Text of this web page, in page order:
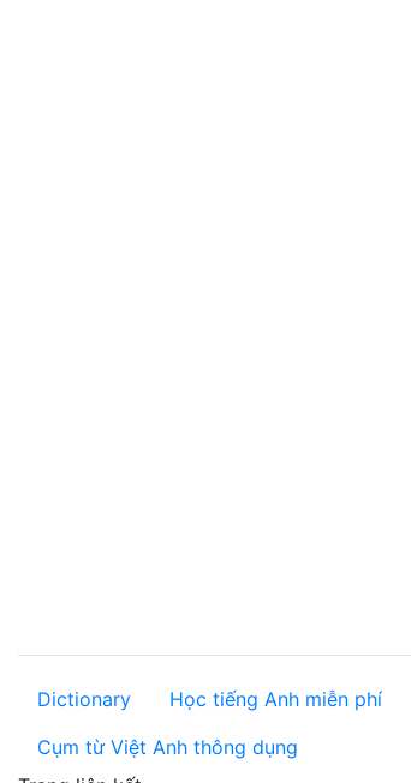
Dictionary Học tiếng Anh miễn phí
Cụm từ Việt Anh thông dụng